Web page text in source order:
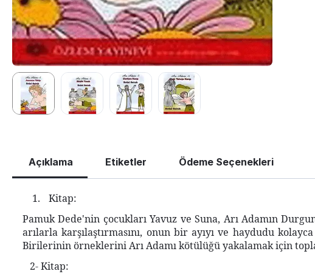
Açıklama Etiketler Ödeme Seçenekleri
1.
Kitap:
Pamuk Dede'nin çocukları Yavuz ve Suna, Arı Adamın
arılarla karşılaştırmasını, onun bir ayıyı ve haydudu
Birilerinin örneklerini Arı Adamı kötülüğü yakalamak için
2- Kitap: